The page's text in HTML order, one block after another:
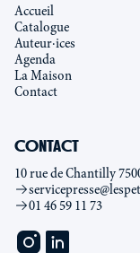
Accueil
Catalogue
Auteur·ices
Agenda
La Maison
Contact
CONTACT
10 rue de Chantilly
01 46 59 11 73